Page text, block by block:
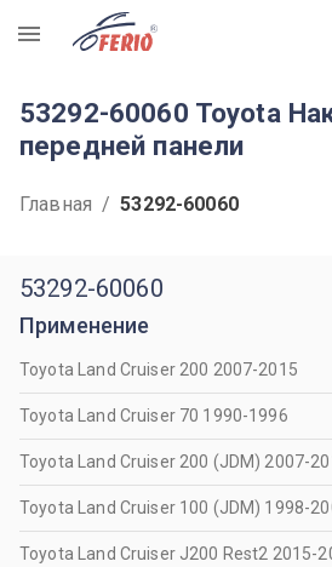
R
53292-60060 Toyota
передней панели
Главная / 53292-60060
53292-60060
Применение
Toyota Land Cruiser 200 2007-2015
Toyota Land Cruiser 70 1990-1996
Toyota Land Cruiser 200 (JDM) 2007-
Toyota Land Cruiser 100 (JDM) 1998-
Toyota Land Cruiser J200 Rest2 2015-